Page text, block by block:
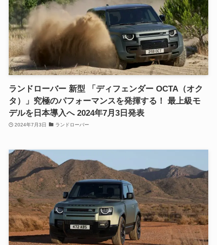
ランドローバー 新型 「ディフェンダー OCTA（オク
タ）」究極のパフォーマンスを発揮する！ 最上級モ
デルを日本導入へ 2024年7月3日発表
2024年7月3日 ランドローバー